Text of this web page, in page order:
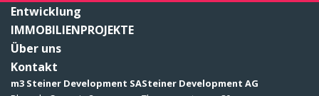
Entwicklung
IMMOBILIENPROJEKTE
Über uns
Kontakt
m3 Steiner Development SASteiner Development AG